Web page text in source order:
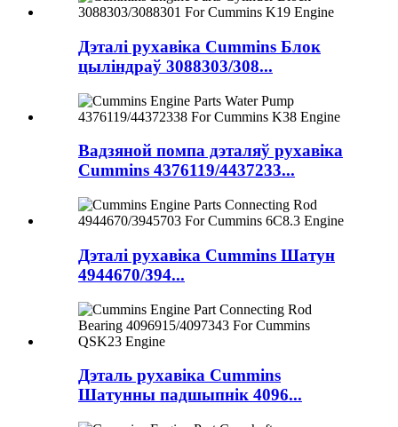
Дэталі рухавіка Cummins Блок
цыліндраў 3088303/308...
Вадзяной помпа дэталяў рухавіка
Cummins 4376119/4437233...
Дэталі рухавіка Cummins Шатун
4944670/394...
Дэталь рухавіка Cummins
Шатунны падшыпнік 4096...